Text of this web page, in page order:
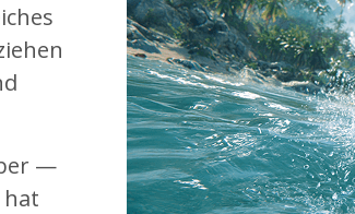
—
hat